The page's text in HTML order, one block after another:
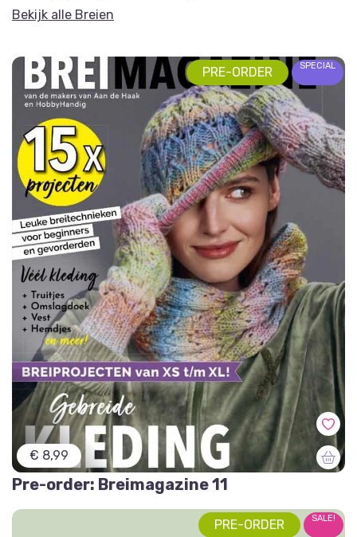
Bekijk alle Breien
PRE-ORDER SPECIAL
€ 8,99
Pre-order: Breimagazine 11
PRE-ORDER SALE!